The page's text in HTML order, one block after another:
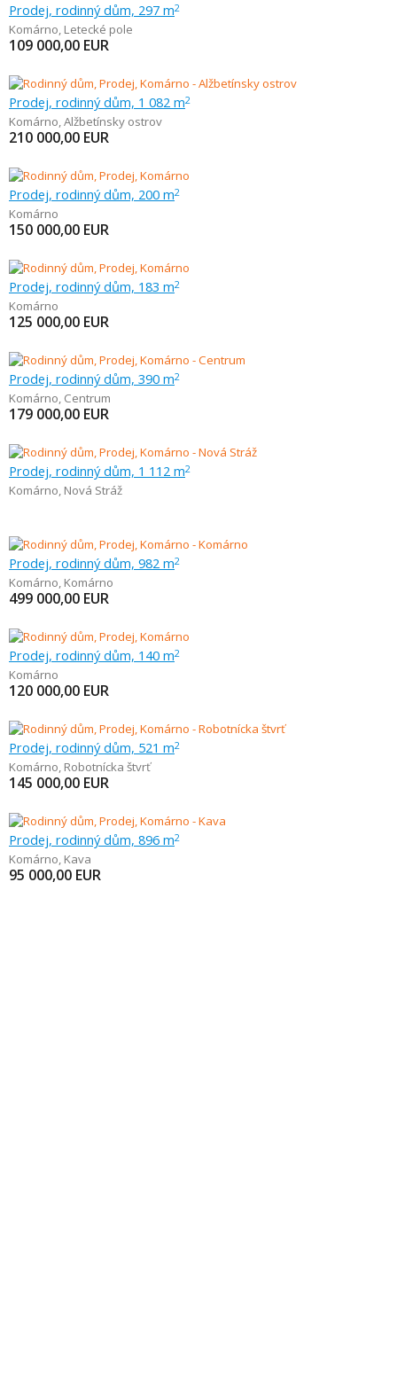
Prodej, rodinný dům, 297 m2
Komárno, Letecké pole
109 000,00 EUR
Prodej, rodinný dům, 1 082 m2
Komárno,Alžbetínsky ostrov
210 000,00 EUR
Prodej, rodinný dům, 200 m2
Komárno
150 000,00 EUR
Prodej, rodinný dům, 183 m2
Komárno
125 000,00 EUR
Prodej, rodinný dům, 390 m2
Komárno, Centrum
179 000,00 EUR
Prodej, rodinný dům, 1 112 m2
Komárno, Nová Stráž
Prodej, rodinný dům, 982 m2
Komárno, Komárno
499 000,00 EUR
Prodej, rodinný dům, 140 m2
Komárno
120 000,00 EUR
Prodej, rodinný dům, 521 m2
Komárno, Robotnícka štvrť
145 000,00 EUR
Prodej, rodinný dům, 896 m2
Komárno, Kava
95 000,00 EUR